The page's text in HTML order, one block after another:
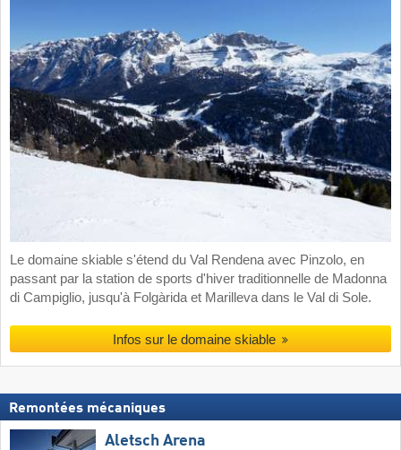
Le domaine skiable s'étend du Val Rendena avec Pinzolo, en
passant par la station de sports d'hiver traditionnelle de Madonna
di Campiglio, jusqu'à Folgàrida et Marilleva dans le Val di Sole.
Infos sur le domaine skiable
Remontées mécaniques
Aletsch Arena